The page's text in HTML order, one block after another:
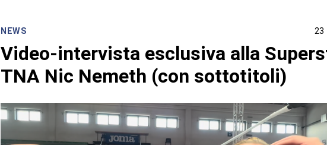
NEWS 23
Video-intervista esclusiva alla
TNA Nic Nemeth (con sottotitoli)